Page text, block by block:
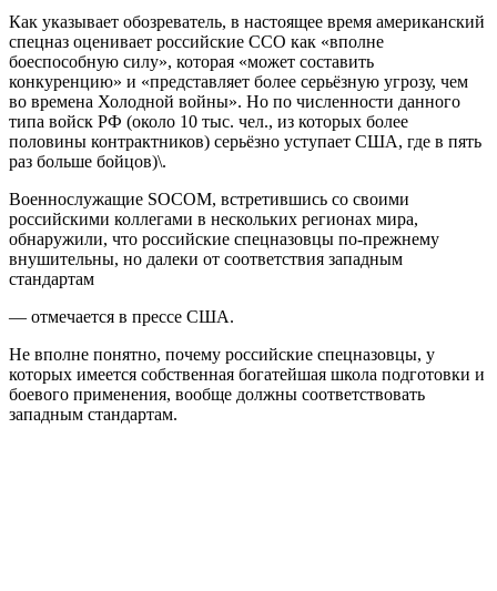
Как указывает обозреватель, в настоящее время американский
спецназ оценивает российские ССО как «вполне
боеспособную силу», которая «может составить
конкуренцию» и «представляет более серьёзную угрозу, чем
во времена Холодной войны». Но по численности данного
типа войск РФ (около 10 тыс. чел., из которых более
половины контрактников) серьёзно уступает США, где в пять
раз больше бойцов)\.
Военнослужащие SOCOM, встретившись со своими
российскими коллегами в нескольких регионах мира,
обнаружили, что российские спецназовцы по-прежнему
внушительны, но далеки от соответствия западным
стандартам
— отмечается в прессе США.
Не вполне понятно, почему российские спецназовцы, у
которых имеется собственная богатейшая школа подготовки и
боевого применения, вообще должны соответствовать
западным стандартам.